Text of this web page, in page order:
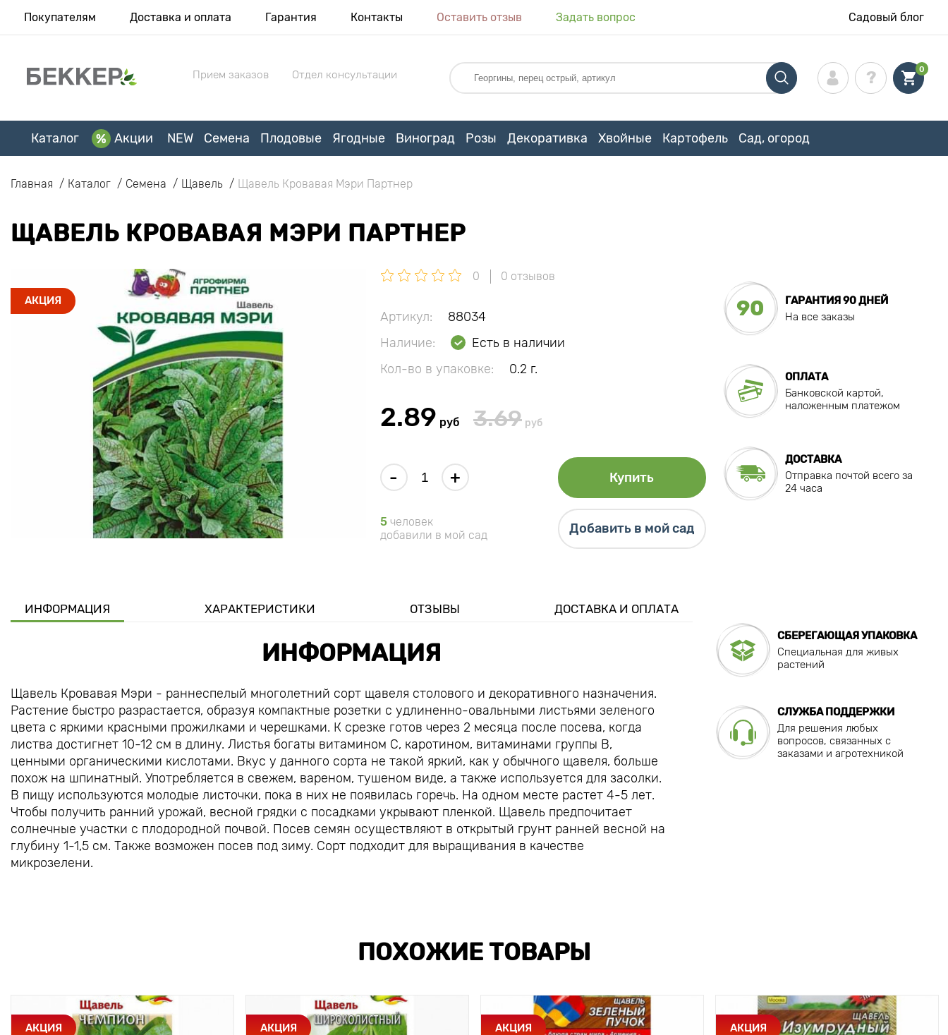
Покупателям Доставка и оплата Гарантия Контакты Оставить отзыв Задать вопрос Садовый блог
Прием заказов Отдел консультации 0
Каталог Акции NEW Семена Плодовые Ягодные Виноград Розы Декоративка Хвойные Картофель Сад, огород
Главная Каталог Семена Щавель Щавель Кровавая Мэри Партнер
ЩАВЕЛЬ КРОВАВАЯ МЭРИ ПАРТНЕР
АКЦИЯ
0 0 отзывов
Артикул:
88034
Наличие:
Есть в наличии
Кол-во в упаковке:
0.2 г.
2.89 руб 3.69 руб
- + Купить
5 человек
добавили в мой сад
Добавить в мой сад
90
ГАРАНТИЯ 90 ДНЕЙ
На все заказы
ОПЛАТА
Банковской картой,
наложенным платежом
ДОСТАВКА
Отправка почтой всего за
24 часа
ИНФОРМАЦИЯ ХАРАКТЕРИСТИКИ ОТЗЫВЫ ДОСТАВКА И ОПЛАТА
ИНФОРМАЦИЯ
Щавель Кровавая Мэри - раннеспелый многолетний сорт щавеля столового и декоративного назначения.
Растение быстро разрастается, образуя компактные розетки с удлиненно-овальными листьями зеленого
цвета с яркими красными прожилками и черешками. К срезке готов через 2 месяца после посева, когда
листва достигнет 10-12 см в длину. Листья богаты витамином С, каротином, витаминами группы В,
ценными органическими кислотами. Вкус у данного сорта не такой яркий, как у обычного щавеля, больше
похож на шпинатный. Употребляется в свежем, вареном, тушеном виде, а также используется для засолки.
В пищу используются молодые листочки, пока в них не появилась горечь. На одном месте растет 4-5 лет.
Чтобы получить ранний урожай, весной грядки с посадками укрывают пленкой. Щавель предпочитает
солнечные участки с плодородной почвой. Посев семян осуществляют в открытый грунт ранней весной на
глубину 1-1,5 см. Также возможен посев под зиму. Сорт подходит для выращивания в качестве
микрозелени.
СБЕРЕГАЮЩАЯ УПАКОВКА
Специальная для живых
растений
СЛУЖБА ПОДДЕРЖКИ
Для решения любых
вопросов, связанных с
заказами и агротехникой
ПОХОЖИЕ ТОВАРЫ
АКЦИЯ АКЦИЯ АКЦИЯ АКЦИЯ